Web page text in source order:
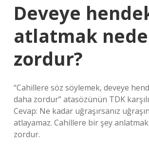
Deveye
atlatmak
zordur?
“Cahillere söz söylemek, deveye
daha zordur” atasözünün TDK
Cevap: Ne kadar uğraşırsanız
atlayamaz. Cahillere bir şey
zordur.